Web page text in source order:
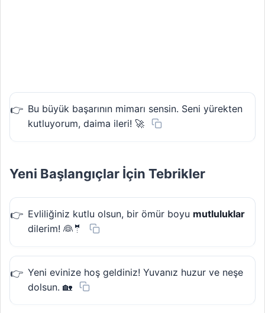
Bu büyük başarının mimarı sensin. Seni yürekten
kutluyorum, daima ileri! 🚀
Yeni Başlangıçlar İçin Tebrikler
Evliliğiniz kutlu olsun, bir ömür boyu mutluluklar
dilerim! 👰🤵
Yeni evinize hoş geldiniz! Yuvanız huzur ve neşe
dolsun. 🏡